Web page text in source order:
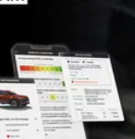
CHERY И СПОРТ
НАШИ